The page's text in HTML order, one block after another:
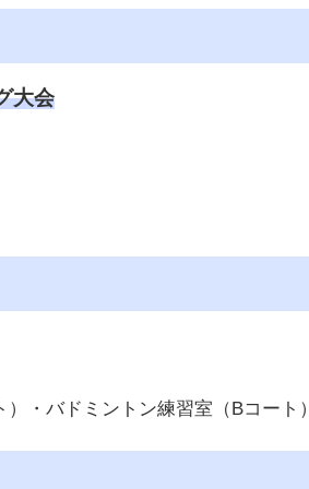
大会
・バドミントン練習室（Bコート）